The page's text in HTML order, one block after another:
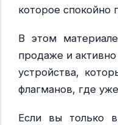
которое спокойно
В этом
продаже и
устройства,
флагманов, где
Если вы только